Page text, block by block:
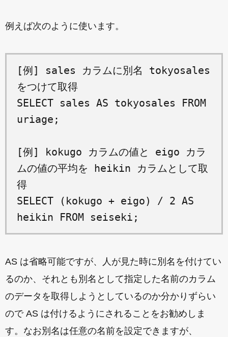
例えば次のように使います。
[例] sales カラムに別名 tokyosales
をつけて取得
SELECT sales AS tokyosales FROM
uriage;
[例] kokugo カラムの値と eigo カラ
ムの値の平均を heikin カラムとして取
得
SELECT (kokugo + eigo) / 2 AS
heikin FROM seiseki;
AS は省略可能ですが、人が見た時に別名を付けてい
るのか、それとも別名として指定した名前のカラム
のデータを取得しようとしているのか分かりずらい
ので AS は付けるようにされることをお勧めしま
す。なお別名は任意の名前を設定できますが、